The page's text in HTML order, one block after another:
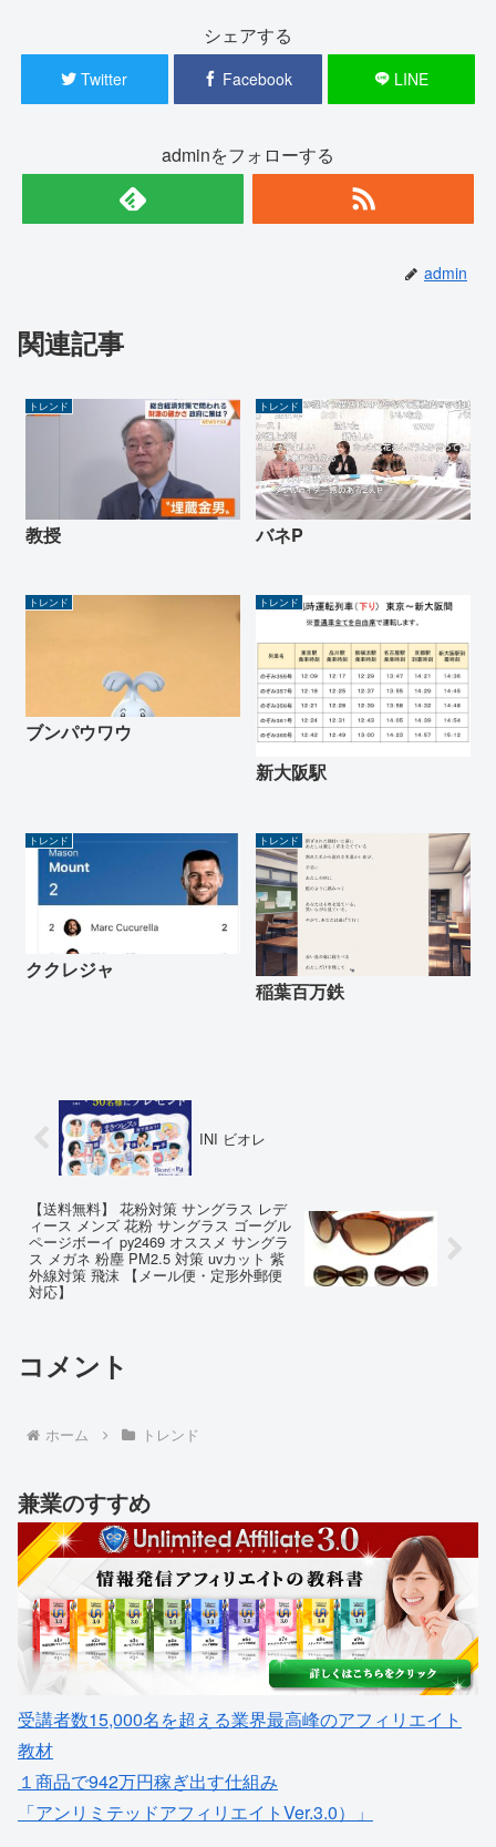
シェアする
Twitter Facebook LINE
adminをフォローする
admin
関連記事
トレンド
教授
トレンド
バネP
トレンド
ブンパウワウ
トレンド
新大阪駅
トレンド
ククレジャ
トレンド
稲葉百万鉄
INI ビオレ
【送料無料】 花粉対策 サングラス レデ
ィース メンズ 花粉 サングラス ゴーグル
ページボーイ py2469 オススメ サングラ
ス メガネ 粉塵 PM2.5 対策 uvカット 紫
外線対策 飛沫 【メール便・定形外郵便
対応】
コメント
ホーム トレンド
兼業のすすめ
受講者数15,000名を超える業界最高峰のアフィリエイト
教材
１商品で942万円稼ぎ出す仕組み
「アンリミテッドアフィリエイトVer.3.0）」